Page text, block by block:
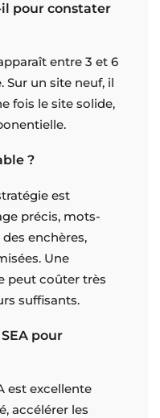
pour constater
entre 3 et 6
Sur un site neuf, il
fois le site solide,
?
est
précis, mots-
enchères,
Une
peut coûter très
suffisants.
pour
est excellente
accélérer les